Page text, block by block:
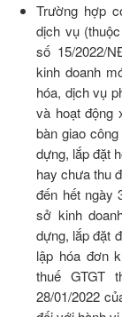
Trường hợp
dịch vụ
số 15/2022/
kinh doanh
hóa, dịch vụ
và hoạt động
bàn giao
dựng, lắp đặt
hay chưa thu
đến hết ngày
sở kinh
dựng, lắp đặt
lập hóa đơn
thuế GTGT
28/01/2022